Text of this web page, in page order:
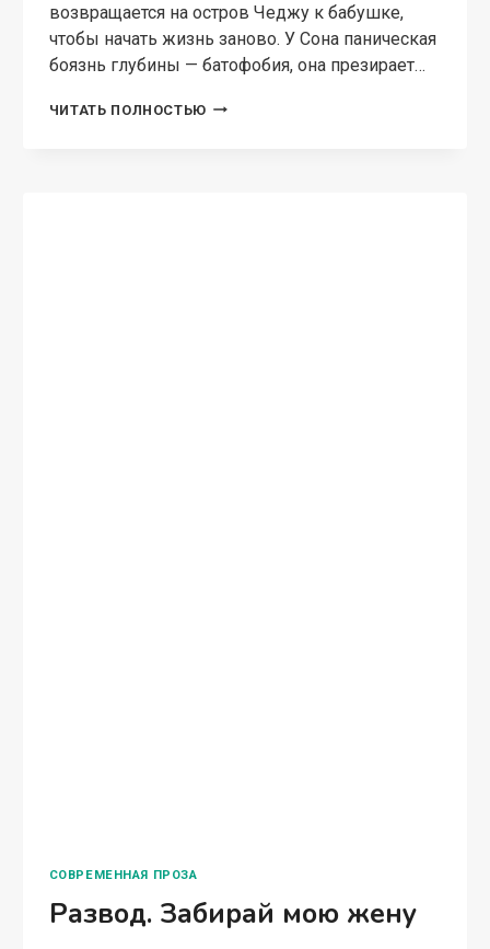
возвращается на остров Чеджу к бабушке,
чтобы начать жизнь заново. У Сона паническая
боязнь глубины — батофобия, она презирает…
ЧИТАТЬ ПОЛНОСТЬЮ ЖЕНЩИНА
СОВРЕМЕННАЯ ПРОЗА
Развод. Забирай мою жену